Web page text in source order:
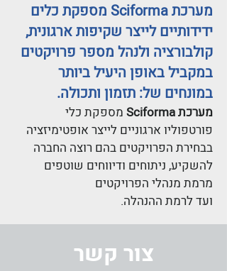
מערכת Sciforma מספקת כלים
ידידותיים לייצר שקיפות ארגונית,
קולבורציה ולנהל מספר פרויקטים
במקביל באופן היעיל ביותר
במונחים של: תזמון ותכולה.
מערכת Sciforma
מספקת כלי
פורטפוליו ארגוניים לייצר אופטימיזציה
בבחירת הפרויקטים בהם רוצה החברה
להשקיע, ניתוחים ודיווחים שוטפים
מרמת מנהלי הפרויקטים
ועד לרמת ההנהלה.
צור קשר